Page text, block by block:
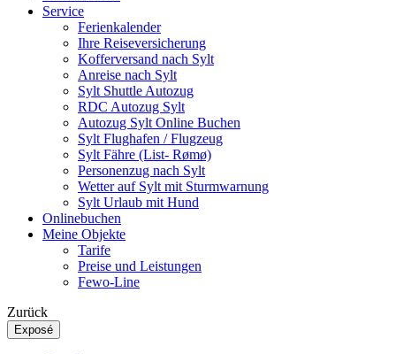
Service
Ferienkalender
Ihre Reiseversicherung
Kofferversand nach Sylt
Anreise nach Sylt
Sylt Shuttle Autozug
RDC Autozug Sylt
Autozug Sylt Online Buchen
Sylt Flughafen / Flugzeug
Sylt Fähre (List- Rømø)
Personenzug nach Sylt
Wetter auf Sylt mit Sturmwarnung
Sylt Urlaub mit Hund
Onlinebuchen
Meine Objekte
Tarife
Preise und Leistungen
Fewo-Line
Zurück
Exposé